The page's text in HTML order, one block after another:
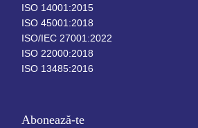
ISO 14001:2015
ISO 45001:2018
ISO/IEC 27001:2022
ISO 22000:2018
ISO 13485:2016
Abonează-te